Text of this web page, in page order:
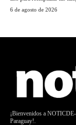
6 de agosto de 2026
¡Bienvenidos a
Paraguay!.